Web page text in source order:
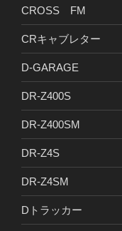
CROSS FM
CRキャブレター
D-GARAGE
DR-Z400S
DR-Z400SM
DR-Z4S
DR-Z4SM
Dトラッカー